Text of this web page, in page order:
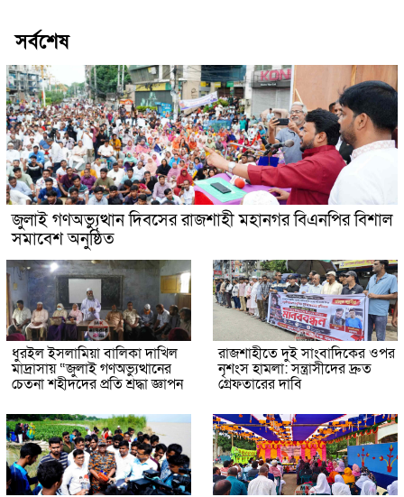
সর্বশেষ
জুলাই গণঅভ্যুত্থান দিবসের রাজশাহী মহানগর বিএনপির বিশাল
সমাবেশ অনুষ্ঠিত
ধুরইল ইসলামিয়া বালিকা দাখিল
মাদ্রাসায় “জুলাই গণঅভ্যুত্থানের
চেতনা শহীদদের প্রতি শ্রদ্ধা জ্ঞাপন
রাজশাহীতে দুই সাংবাদিকের ওপর
নৃশংস হামলা: সন্ত্রাসীদের দ্রুত
গ্রেফতারের দাবি